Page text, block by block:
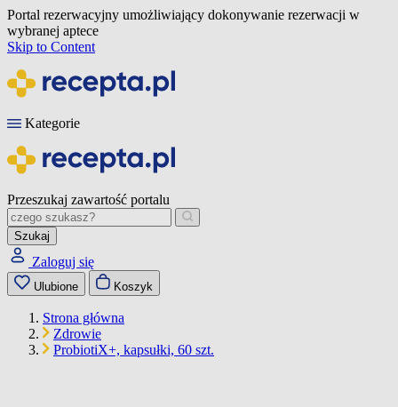
Portal rezerwacyjny umożliwiający dokonywanie rezerwacji w
wybranej aptece
Skip to Content
Kategorie
Przeszukaj zawartość portalu
Szukaj
Zaloguj się
Ulubione Koszyk
Strona główna
Zdrowie
ProbiotiX+, kapsułki, 60 szt.